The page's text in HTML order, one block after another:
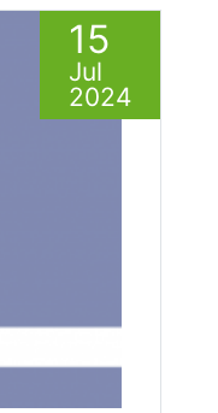
15
Jul
2024